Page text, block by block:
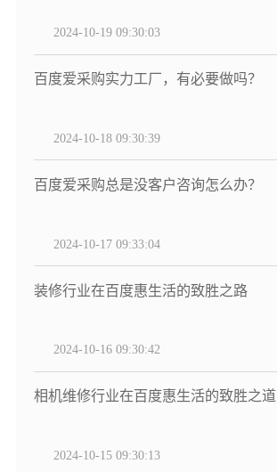
2024-10-19 09:30:03
百度爱采购实力工厂，有必要做吗？
2024-10-18 09:30:39
百度爱采购总是没客户咨询怎么办？
2024-10-17 09:33:04
装修行业在百度惠生活的致胜之路
2024-10-16 09:30:42
相机维修行业在百度惠生活的致胜之道
2024-10-15 09:30:13